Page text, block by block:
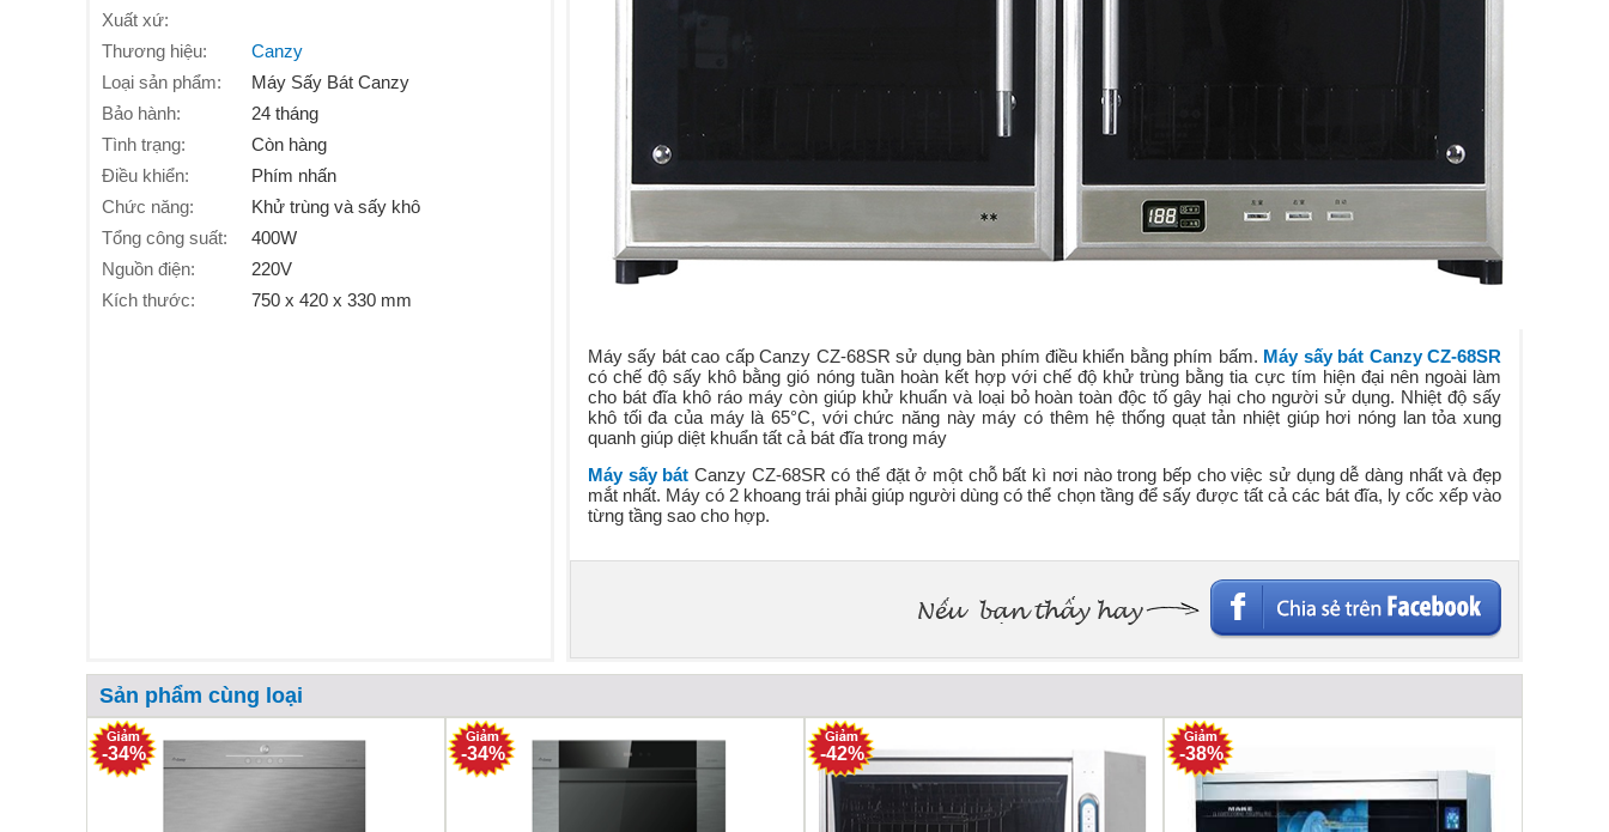
Xuất xứ:
Thương hiệu:
Canzy
Loại sản phẩm:
Máy Sấy Bát Canzy
Bảo hành:
24 tháng
Tình trạng:
Còn hàng
Điều khiển:
Phím nhấn
Chức năng:
Khử trùng và sấy khô
Tổng công suất:
400W
Nguồn điện:
220V
Kích thước:
750 x 420 x 330 mm
Máy sấy bátcao cấpCanzy CZ-68SR sử dụng bàn phím điều khiển bằng phím bấm. Máy sấy bát Canzy CZ-68SR
cóchế độ sấy khô bằng gió nóng tuần hoàn kết hợp với chế độ khử trùng bằng tia cực tím hiện đạinên ngoài làm
cho bát đĩa khô ráo máy còn giúp khử khuẩn và loại bỏ hoàn toàn độc tố gây hại cho người sử dụng. Nhiệt độ sấy
khô tối đa của máy là 65°C, với chức năng này máy có thêm hệ thống quạt tản nhiệt giúp hơi nóng lan tỏa xung
quanh giúp diệt khuẩn tất cả bát đĩa trong máy
Máy sấy bát Canzy CZ-68SR có thể đặt ở một chỗ bất kì nơi nàotrong bếp cho việc sử dụng dễ dàng nhất và đẹp
mắt nhất. Máy có 2 khoang trái phải giúp người dùngcó thể chọn tầng để sấy được tất cả các bát đĩa, ly cốc xếp vào
từng tầng sao cho hợp.
Sản phẩm cùng loại
-34% -34% -42% -38%